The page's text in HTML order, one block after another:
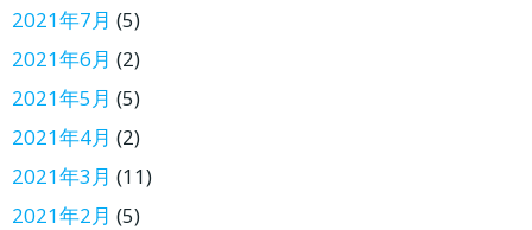
2021年7月 (5)
2021年6月 (2)
2021年5月 (5)
2021年4月 (2)
2021年3月 (11)
2021年2月 (5)